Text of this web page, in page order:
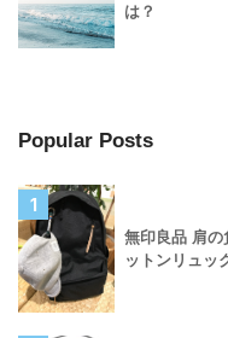
は？
Popular Posts
1
無印良品 肩の
ットンリュッ